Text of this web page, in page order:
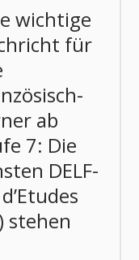
wichtige
für
ab
7: Die
DELF-
stehen